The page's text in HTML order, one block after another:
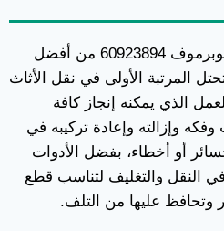
شركة نقل عفش الكويت سوبرموف 60923894 من أفضل
المرتبة الأولى في نقل الأثاث
الذي يمكنه إنجاز كافة
وفكه وإزالته وإعادة تركيبه في
أو أخطاء، بفضل الأدوات
في النقل والتغليف لتناسب قطع
وتحافظ عليها من التلف.